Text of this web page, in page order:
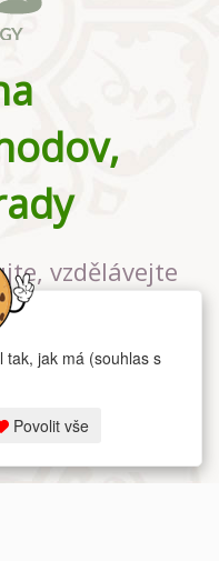
vzdělávejte
studiu v
tak, jak má (souhlas s
Povolit vše